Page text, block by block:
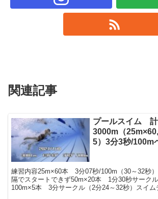
関連記事
プールスイム 計
3000m（
5）3分3秒/100m
練習内容25m×60本 3分07秒/100m（30～32秒
隔でスタートできず50m×20本 1分30秒サークル
100m×5本 3分サークル（2分24～32秒）スイム